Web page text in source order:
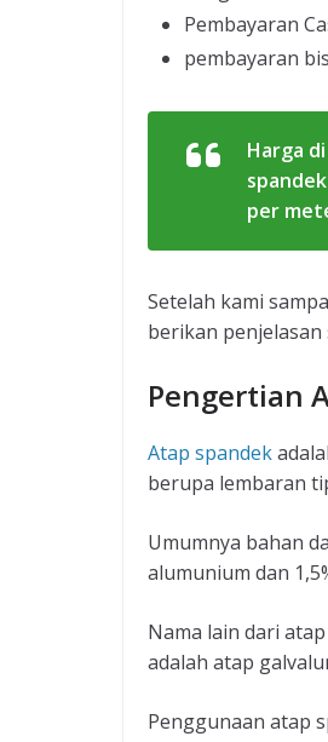
Pembayaran
pembayaran
Harga
per
Setelah kami
berikan
Pengertian
Atap spandek
berupa lembaran
Umumnya bahan
alumunium dan
Nama lain dari
adalah atap
Penggunaan atap